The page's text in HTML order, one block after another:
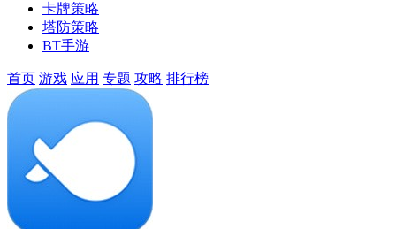
卡牌策略
塔防策略
BT手游
首页 游戏 应用 专题 攻略 排行榜